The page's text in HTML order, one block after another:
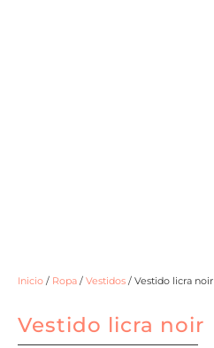
Inicio / Ropa / Vestidos / Vestido licra noir
Vestido licra noir